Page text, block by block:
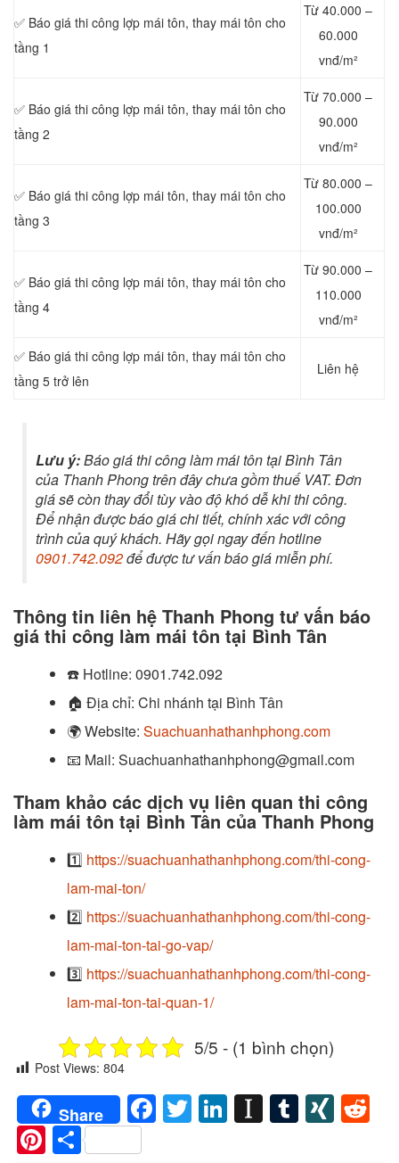
✅ Báo giá thi công lợp mái tôn, thay mái tôn cho
tầng 1
Từ 40.000 –
60.000
vnđ/m²
✅ Báo giá thi công lợp mái tôn, thay mái tôn cho
tầng 2
Từ 70.000 –
90.000
vnđ/m²
✅ Báo giá thi công lợp mái tôn, thay mái tôn cho
tầng 3
Từ 80.000 –
100.000
vnđ/m²
✅ Báo giá thi công lợp mái tôn, thay mái tôn cho
tầng 4
Từ 90.000 –
110.000
vnđ/m²
✅ Báo giá thi công lợp mái tôn, thay mái tôn cho
tầng 5 trở lên
Liên hệ
Lưu ý:Báo giá thi công làm mái tôn tại Bình Tân
của Thanh Phong trên đây chưa gồm thuế VAT. Đơn
giá sẽ còn thay đổi tùy vào độ khó dễ khi thi công.
Để nhận được báo giá chi tiết, chính xác với công
trình của quý khách. Hãy gọi ngay đến hotline
0901.742.092để được tư vấn báo giá miễn phí.
Thông tin liên hệ Thanh Phong tư vấn báo
giá thi công làm mái tôn tại Bình Tân
☎️ Hotline: 0901.742.092
🏠 Địa chỉ: Chi nhánh tại Bình Tân
🌍Website: Suachuanhathanhphong.com
📧 Mail: Suachuanhathanhphong@gmail.com
Tham khảo các dịch vụ liên quan thi công
làm mái tôn tại Bình Tân của Thanh Phong
1️⃣ https://suachuanhathanhphong.com/thi-cong-
lam-mai-ton/
2️⃣ https://suachuanhathanhphong.com/thi-cong-
lam-mai-ton-tai-go-vap/
3️⃣ https://suachuanhathanhphong.com/thi-cong-
lam-mai-ton-tai-quan-1/
5/5 - (1 bình chọn)
Post Views: 804
Share Facebook
Twitter
LinkedIn
Instapaper
Tumblr
Pinterest
Share